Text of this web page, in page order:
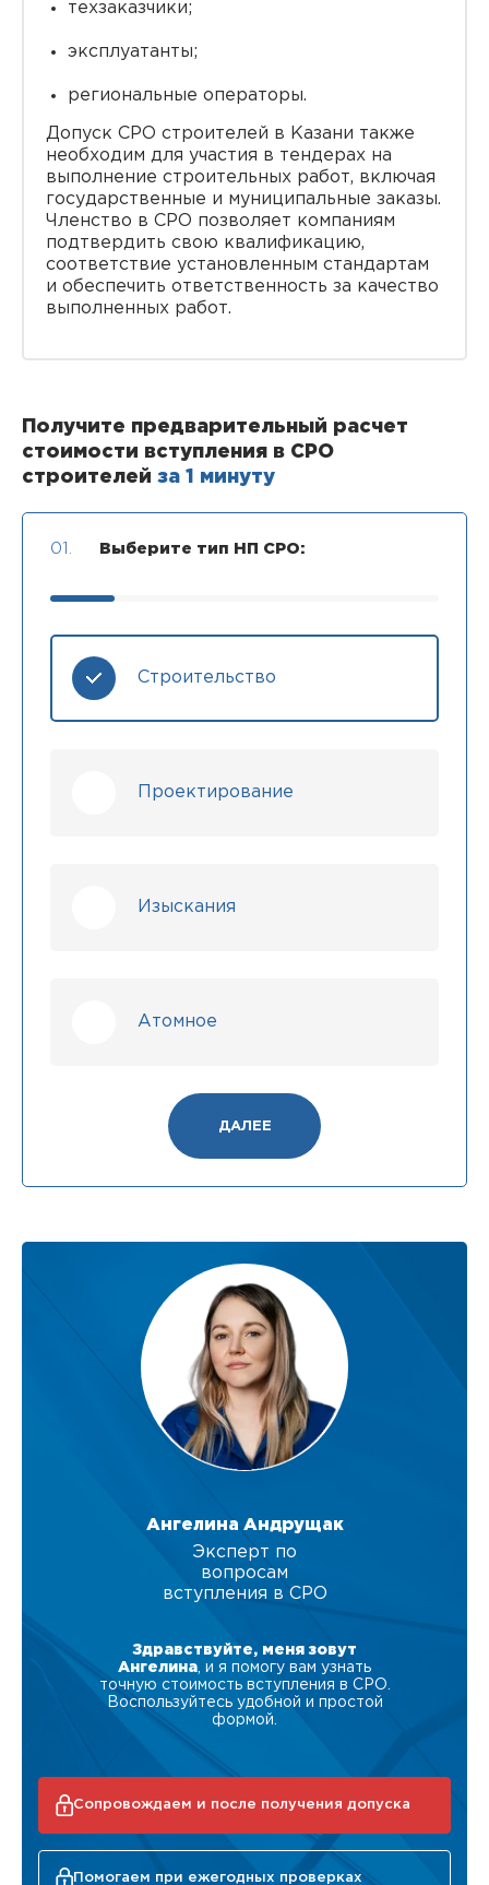
техзаказчики;
эксплуатанты;
региональные операторы.
Допуск СРО строителей в Казани также
необходим для участия в тендерах на
выполнение строительных работ, включая
государственные и муниципальные заказы.
Членство в СРО позволяет компаниям
подтвердить свою квалификацию,
соответствие установленным стандартам
и обеспечить ответственность за качество
выполненных работ.
Получите предварительный расчет
стоимости вступления в СРО
строителей за 1 минуту
01. Выберите тип НП СРО:
Строительство
Проектирование
Изыскания
Атомное
ДАЛЕЕ
Ангелина Андрущак
Эксперт по
вопросам
вступления в СРО
Здравствуйте, меня зовут
Ангелина , и я помогу вам узнать
точную стоимость вступления в СРО.
Воспользуйтесь удобной и простой
формой.
Сопровождаем и после получения допуска
Помогаем при ежегодных проверках